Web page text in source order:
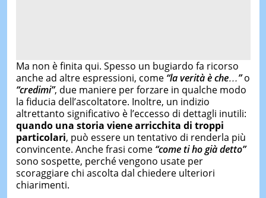
Ma non è finita qui. Spesso un bugiardo fa ricorso
anche ad altre espressioni, come “la verità è che…”o
“credimi”, due maniere per forzare in qualche modo
la fiducia dell’ascoltatore. Inoltre, un indizio
altrettanto significativo è l’eccesso di dettagli inutili:
quando una storia viene arricchita di troppi
particolari, può essere un tentativo di renderla più
convincente. Anche frasi come “come ti ho già detto”
sono sospette, perché vengono usate per
scoraggiare chi ascolta dal chiedere ulteriori
chiarimenti.